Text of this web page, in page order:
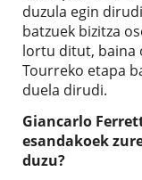
duzula egin
batzuek bizitza
lortu ditut, baina
Tourreko etapa
duela dirudi.
Giancarlo
esandakoek
duzu?